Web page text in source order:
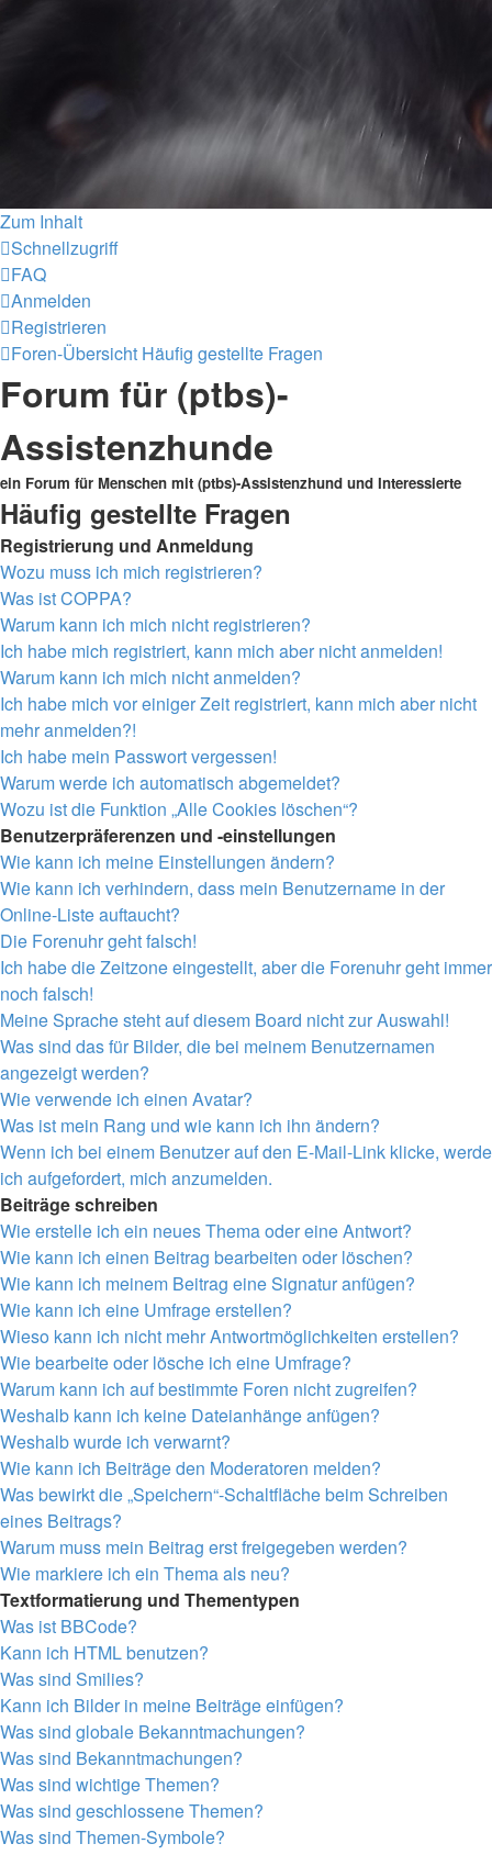
Zum Inhalt
Schnellzugriff
FAQ
Anmelden
Registrieren
Foren-Übersicht Häufig gestellte Fragen
Forum für (ptbs)-
Assistenzhunde
ein Forum für Menschen mit (ptbs)-Assistenzhund und Interessierte
Häufig gestellte Fragen
Registrierung und Anmeldung
Wozu muss ich mich registrieren?
Was ist COPPA?
Warum kann ich mich nicht registrieren?
Ich habe mich registriert, kann mich aber nicht anmelden!
Warum kann ich mich nicht anmelden?
Ich habe mich vor einiger Zeit registriert, kann mich aber nicht
mehr anmelden?!
Ich habe mein Passwort vergessen!
Warum werde ich automatisch abgemeldet?
Wozu ist die Funktion „Alle Cookies löschen“?
Benutzerpräferenzen und -einstellungen
Wie kann ich meine Einstellungen ändern?
Wie kann ich verhindern, dass mein Benutzername in der
Online-Liste auftaucht?
Die Forenuhr geht falsch!
Ich habe die Zeitzone eingestellt, aber die Forenuhr geht immer
noch falsch!
Meine Sprache steht auf diesem Board nicht zur Auswahl!
Was sind das für Bilder, die bei meinem Benutzernamen
angezeigt werden?
Wie verwende ich einen Avatar?
Was ist mein Rang und wie kann ich ihn ändern?
Wenn ich bei einem Benutzer auf den E-Mail-Link klicke, werde
ich aufgefordert, mich anzumelden.
Beiträge schreiben
Wie erstelle ich ein neues Thema oder eine Antwort?
Wie kann ich einen Beitrag bearbeiten oder löschen?
Wie kann ich meinem Beitrag eine Signatur anfügen?
Wie kann ich eine Umfrage erstellen?
Wieso kann ich nicht mehr Antwortmöglichkeiten erstellen?
Wie bearbeite oder lösche ich eine Umfrage?
Warum kann ich auf bestimmte Foren nicht zugreifen?
Weshalb kann ich keine Dateianhänge anfügen?
Weshalb wurde ich verwarnt?
Wie kann ich Beiträge den Moderatoren melden?
Was bewirkt die „Speichern“-Schaltfläche beim Schreiben
eines Beitrags?
Warum muss mein Beitrag erst freigegeben werden?
Wie markiere ich ein Thema als neu?
Textformatierung und Thementypen
Was ist BBCode?
Kann ich HTML benutzen?
Was sind Smilies?
Kann ich Bilder in meine Beiträge einfügen?
Was sind globale Bekanntmachungen?
Was sind Bekanntmachungen?
Was sind wichtige Themen?
Was sind geschlossene Themen?
Was sind Themen-Symbole?